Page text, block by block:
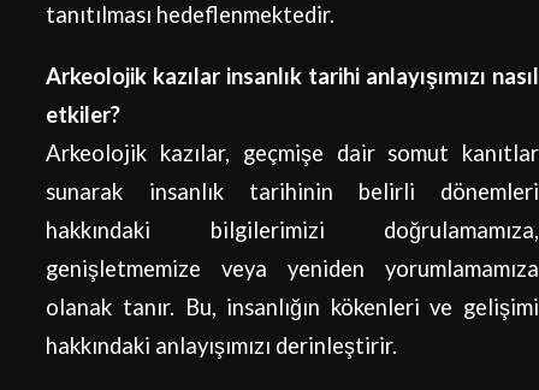
tanıtılması hedeflenmektedir.
Arkeolojik kazılar insanlık tarihi anlayışımızı nasıl
etkiler?
Arkeolojik kazılar, geçmişe dair somut kanıtlar
sunarak insanlık tarihinin belirli dönemleri
hakkındaki bilgilerimizi doğrulamamıza,
genişletmemize veya yeniden yorumlamamıza
olanak tanır. Bu, insanlığın kökenleri ve gelişimi
hakkındaki anlayışımızı derinleştirir.